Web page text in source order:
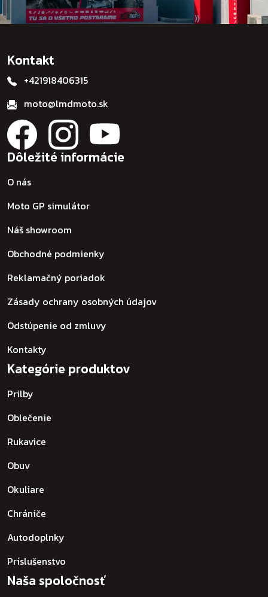
Kontakt
+421918406315
moto@lmdmoto.sk
Dôležité informácie
O nás
Moto GP simulátor
Náš showroom
Obchodné podmienky
Reklamačný poriadok
Zásady ochrany osobných údajov
Odstúpenie od zmluvy
Kontakty
Kategórie produktov
Prilby
Oblečenie
Rukavice
Obuv
Okuliare
Chrániče
Autodoplnky
Príslušenstvo
Naša spoločnosť